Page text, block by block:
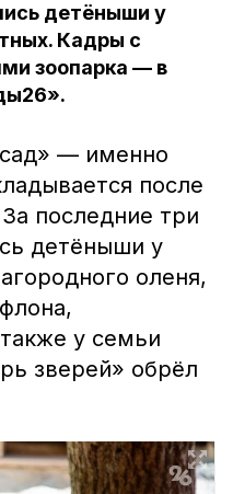
детёныши у
Кадры с
зоопарка — в
— именно
после
последние три
детёныши у
оленя,
у семьи
зверей» обрёл